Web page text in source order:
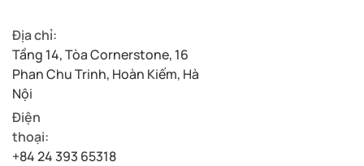
Địa chỉ:
Tầng 14, Tòa Cornerstone, 16
Phan Chu Trinh, Hoàn Kiếm, Hà
Nội
Điện
thoại:
+84 24 393 65318